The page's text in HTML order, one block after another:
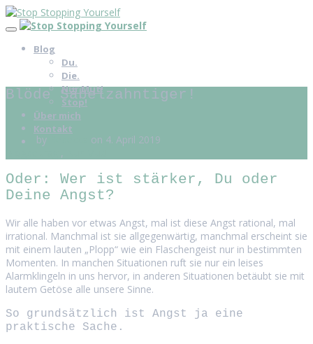
Blog
Du.
Die.
Nur Mut!
Stop!
Über mich
Kontakt
Blöde Säbelzahntiger!
by
on 4. April 2019
,
Oder: Wer ist stärker, Du oder
Deine Angst?
Wir alle haben vor etwas Angst, mal ist diese Angst rational, mal
irrational. Manchmal ist sie allgegenwärtig, manchmal erscheint sie
mit einem lauten „Plopp“ wie ein Flaschengeist nur in bestimmten
Momenten. In manchen Situationen ruft sie nur ein leises
Alarmklingeln in uns hervor, in anderen Situationen betäubt sie mit
lautem Getöse alle unsere Sinne.
So grundsätzlich ist Angst ja eine
praktische Sache.